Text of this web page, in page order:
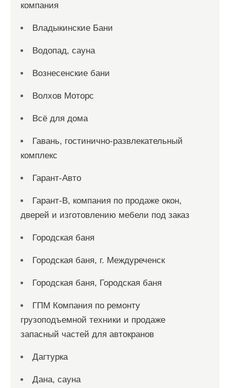
компания
Владыкинские Бани
Водопад, сауна
Вознесенские бани
Волхов Моторс
Всё для дома
Гавань, гостинично-развлекательный
комплекс
Гарант-Авто
Гарант-В, компания по продаже окон,
дверей и изготовлению мебели под заказ
Городская баня
Городская баня, г. Междуреченск
Городская баня, Городская баня
ГПМ Компания по ремонту
грузоподъемной техники и продаже
запасный частей для автокранов
Дагтурка
Дана, сауна